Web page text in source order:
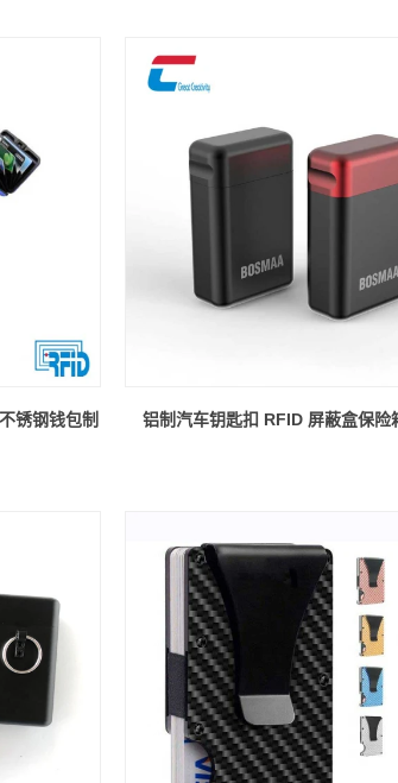
锈钢钱包制
铝制汽车钥匙扣 RFID 屏蔽盒保险